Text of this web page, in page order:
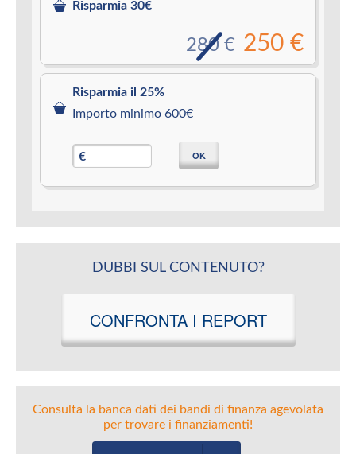
Risparmia 30€
250 €
280 €
Risparmia il 25%
Importo minimo 600€
€ OK
DUBBI SUL CONTENUTO?
CONFRONTA I REPORT
Consulta la banca dati dei bandi di finanza agevolata
per trovare i finanziamenti!